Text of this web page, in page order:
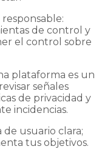
de control y
el control sobre
plataforma es un
señales
de privacidad y
incidencias.
usuario clara;
tus objetivos.